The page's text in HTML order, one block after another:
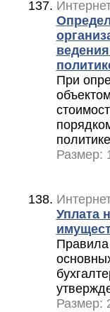
При
Размер:
Уплата
Размер: